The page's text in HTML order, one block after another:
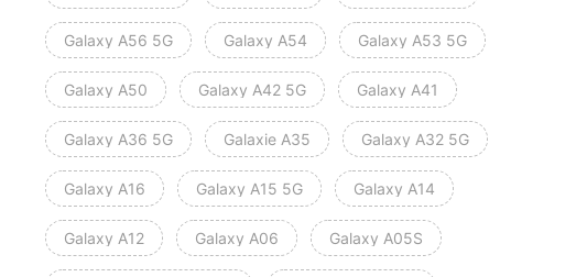
Galaxy A56 5G Galaxy A54 Galaxy A53 5G
Galaxy A50 Galaxy A42 5G Galaxy A41
Galaxy A36 5G Galaxie A35 Galaxy A32 5G
Galaxy A16 Galaxy A15 5G Galaxy A14
Galaxy A12 Galaxy A06 Galaxy A05S